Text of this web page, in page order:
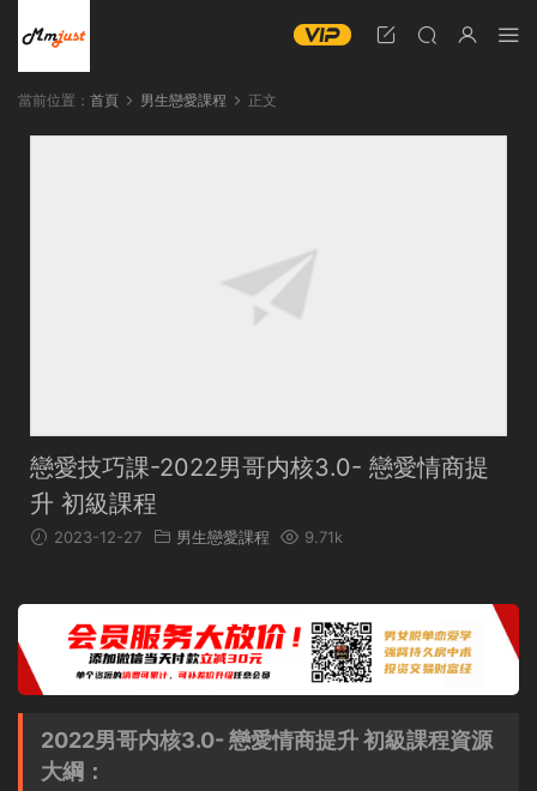
當前位置： 首頁 男生戀愛課程 正文
戀愛技巧課-2022男哥内核3.0- 戀愛情商提
升 初級課程
2023-12-27 男生戀愛課程 9.71k
2022男哥内核3.0- 戀愛情商提升 初級課程資源
大綱：